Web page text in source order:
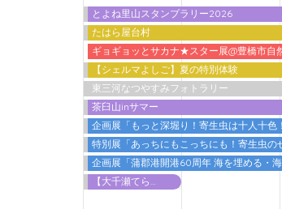
イ
ベ
ン
ト,
とよね里山スタンプラリー2026
たはら屋台村
ギョギョッとサカナ★スター展@豊橋市自
【シェルマよしご】夏の特別体験
東三河なつやすみフォトラリー
茶臼山inサマー
企画展「もっと深堀り！寄生虫は十人十色
特別展「あっちにもこっちにも！寄生虫
企画展「蒲郡港開港60周年 海を埋める・海
【大千瀬てらす2026】 カワアソビ
イ
ベ
ン
ト,